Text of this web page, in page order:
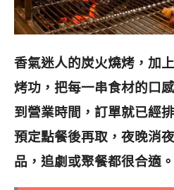
香氣迷人的炭火燒烤，加
烤功，把每一串食材的口
到營業時間，訂單就已經
預定點餐後再取，夜晚消
品，追劇或聚餐都很合適